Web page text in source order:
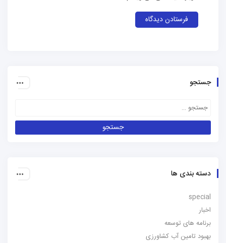
جستجو
دسته بندی ها
special
اخبار
برنامه های توسعه
بهبود تامین آب کشاورزی